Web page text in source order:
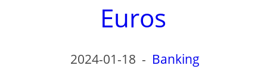
Euros
2024-01-18 - Banking